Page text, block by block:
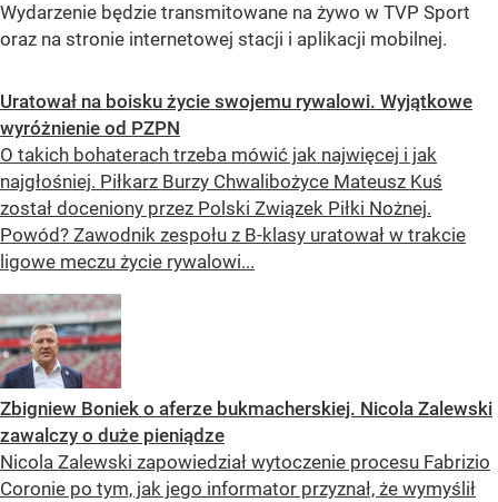
Wydarzenie będzie transmitowane na żywo w TVP Sport
oraz na stronie internetowej stacji i aplikacji mobilnej.
Uratował na boisku życie swojemu rywalowi. Wyjątkowe
wyróżnienie od PZPN
O takich bohaterach trzeba mówić jak najwięcej i jak
najgłośniej. Piłkarz Burzy Chwalibożyce Mateusz Kuś
został doceniony przez Polski Związek Piłki Nożnej.
Powód? Zawodnik zespołu z B-klasy uratował w trakcie
ligowe meczu życie rywalowi...
Zbigniew Boniek o aferze bukmacherskiej. Nicola Zalewski
zawalczy o duże pieniądze
Nicola Zalewski zapowiedział wytoczenie procesu Fabrizio
Coronie po tym, jak jego informator przyznał, że wymyślił